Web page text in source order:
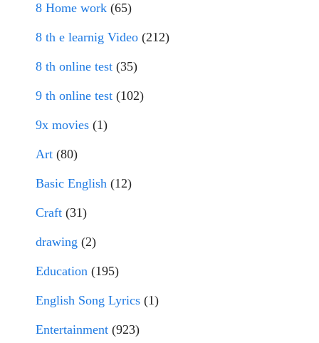
8 Home work (65)
8 th e learnig Video (212)
8 th online test (35)
9 th online test (102)
9x movies (1)
Art (80)
Basic English (12)
Craft (31)
drawing (2)
Education (195)
English Song Lyrics (1)
Entertainment (923)